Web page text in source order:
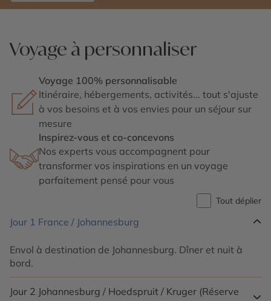
Voyage à personnaliser
Voyage 100% personnalisable
Itinéraire, hébergements, activités... tout s'ajuste
à vos besoins et à vos envies pour un séjour sur
mesure
Inspirez-vous et co-concevons
Nos experts vous accompagnent pour
transformer vos inspirations en un voyage
parfaitement pensé pour vous
Tout déplier
Jour 1 France / Johannesburg
Envol à destination de Johannesburg. Dîner et nuit à
bord.
Jour 2 Johannesburg / Hoedspruit / Kruger (Réserve